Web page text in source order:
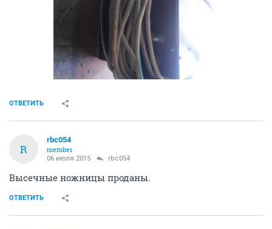
ОТВЕТИТЬ
R
rbc054
member
06 июля 2015 rbc054
Высечные ножницы проданы.
ОТВЕТИТЬ